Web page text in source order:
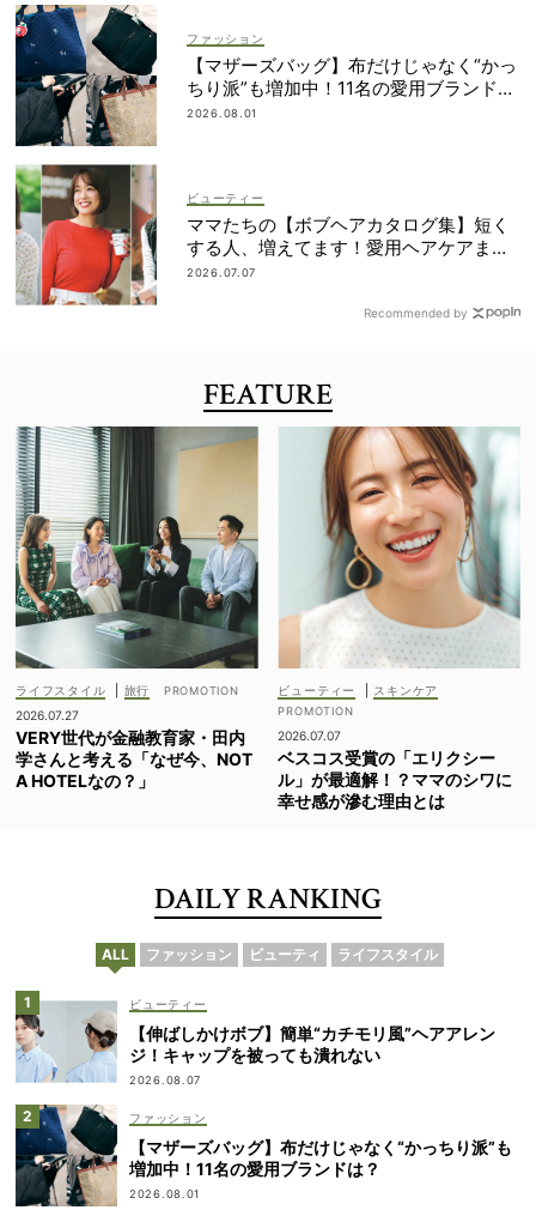
ファッション
【マザーズバッグ】布だけじゃなく“かっ
ちり派”も増加中！11名の愛用ブランド
は？
2026.08.01
ビューティー
ママたちの【ボブヘアカタログ集】短く
する人、増えてます！愛用ヘアケアまで
全部見せ
2026.07.07
Recommended by
FEATURE
ライフスタイル
旅行
2026.07.27
VERY世代が金融教育家・田内
学さんと考える「なぜ今、NOT
A HOTELなの？」
ビューティー スキンケア
2026.07.07
ベスコス受賞の「エリクシー
ル」が最適解！？ママのシワに
幸せ感が滲む理由とは
DAILY RANKING
ALL ファッション ビューティ ライフスタイル
ビューティー
【伸ばしかけボブ】簡単“カチモリ風”ヘアアレン
ジ！キャップを被っても潰れない
2026.08.07
ファッション
【マザーズバッグ】布だけじゃなく“かっちり派”も
増加中！11名の愛用ブランドは？
2026.08.01